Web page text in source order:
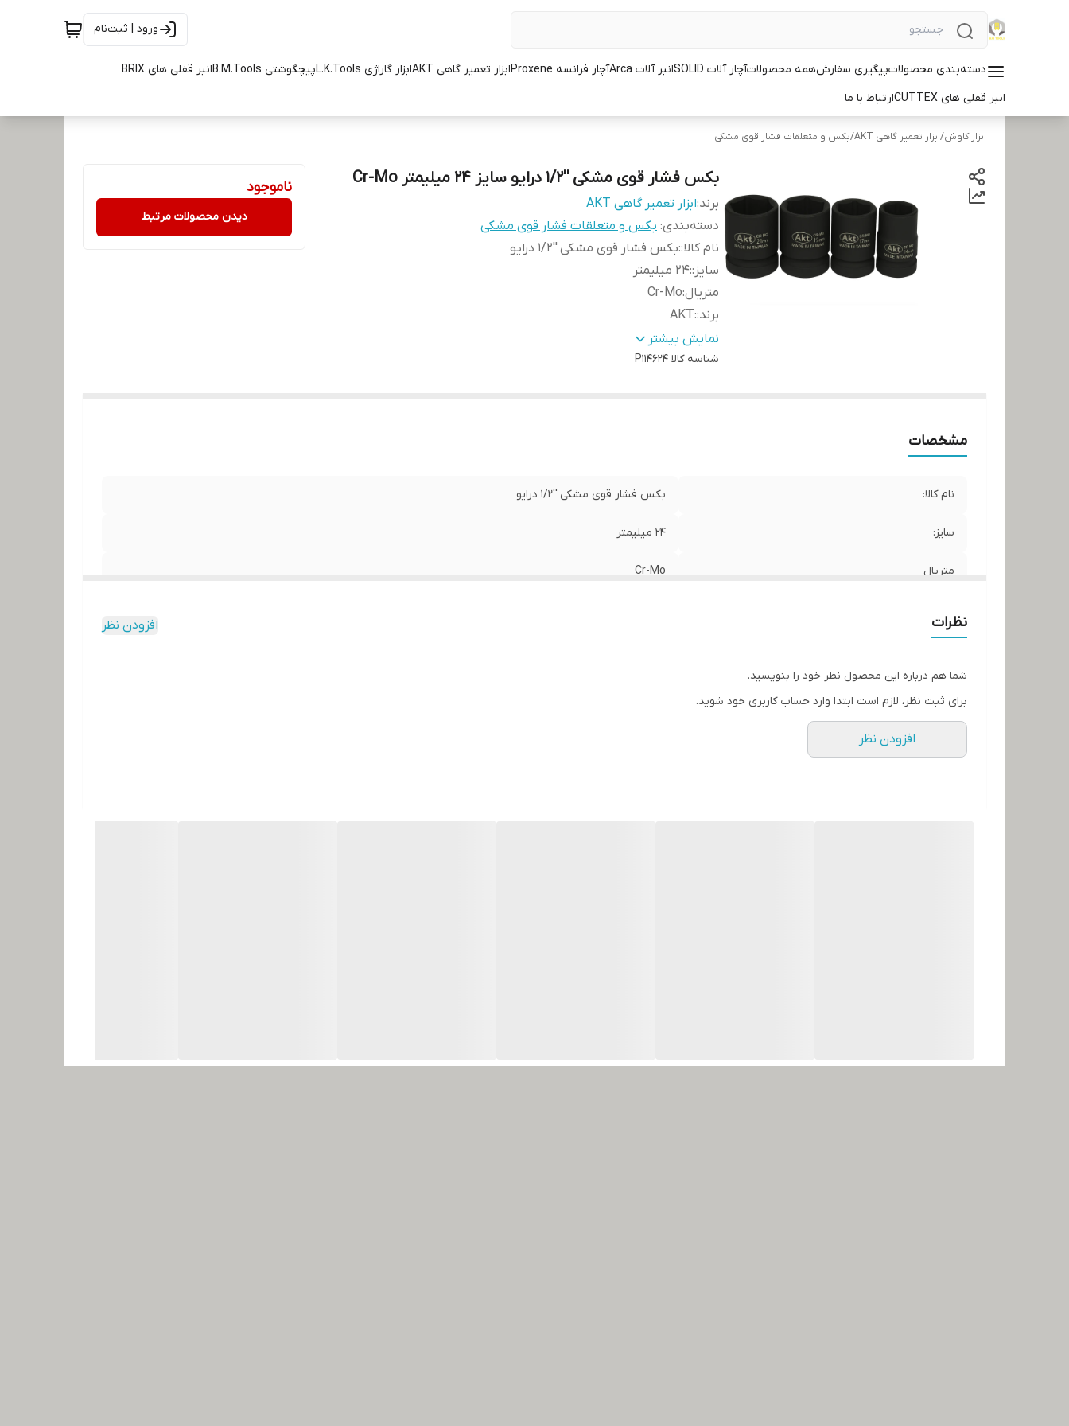
ورود | ثبت‌نام
دسته‌بندی محصولاتپیگیری سفارشهمه محصولاتآچار آلات SOLID انبر آلات Arca آچار فرانسه Proxene ابزار تعمیر گاهی AKT ابزار گاراژی L.K.Tools پیچگوشتی B.M.Tools
انبر قفلی های BRIX
انبر قفلی های CUTTEX
ارتباط با ما
ابزار کاوش/ابزار تعمیر گاهی AKT /بکس و متعلقات فشار قوی مشکی
بکس فشار قوی مشکی ''1/2 درایو سایز 24 میلیمتر Cr-Mo
برند:ابزار تعمیر گاهی AKT
دسته‌بندی: بکس و متعلقات فشار قوی مشکی
نام کالا::بکس فشار قوی مشکی ''1/2 درایو
سایز::24 میلیمتر
متریال:
Cr-Mo
برند::
AKT
کشور سازنده: تایوان نمایش بیشتر
شناسه کالا P114624
ناموجود
دیدن محصولات مرتبط
مشخصات
نام کالا: بکس فشار قوی مشکی ''1/2 درایو
سایز: 24 میلیمتر
متریال Cr-Mo
نظرات افزودن نظر
شما هم درباره این محصول نظر خود را بنویسید.
برای ثبت نظر، لازم است ابتدا وارد حساب کاربری خود شوید.
افزودن نظر